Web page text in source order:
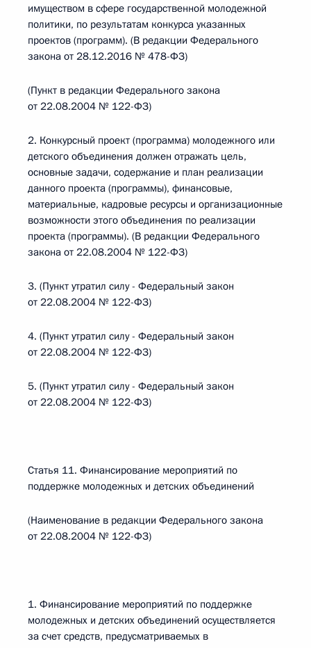
имуществом в сфере государственной молодежной
политики, по результатам конкурса указанных
проектов (программ). (В редакции Федерального
закона от 28.12.2016 № 478-ФЗ)
(Пункт в редакции Федерального закона
от 22.08.2004 № 122-ФЗ)
2. Конкурсный проект (программа) молодежного или
детского объединения должен отражать цель,
основные задачи, содержание и план реализации
данного проекта (программы), финансовые,
материальные, кадровые ресурсы и организационные
возможности этого объединения по реализации
проекта (программы). (В редакции Федерального
закона от 22.08.2004 № 122-ФЗ)
3. (Пункт утратил силу - Федеральный закон
от 22.08.2004 № 122-ФЗ)
4. (Пункт утратил силу - Федеральный закон
от 22.08.2004 № 122-ФЗ)
5. (Пункт утратил силу - Федеральный закон
от 22.08.2004 № 122-ФЗ)
Статья 11. Финансирование мероприятий по
поддержке молодежных и детских объединений
(Наименование в редакции Федерального закона
от 22.08.2004 № 122-ФЗ)
1. Финансирование мероприятий по поддержке
молодежных и детских объединений осуществляется
за счет средств, предусматриваемых в